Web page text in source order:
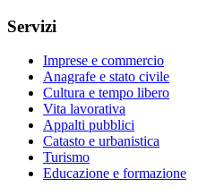
Servizi
Imprese e commercio
Anagrafe e stato civile
Cultura e tempo libero
Vita lavorativa
Appalti pubblici
Catasto e urbanistica
Turismo
Educazione e formazione